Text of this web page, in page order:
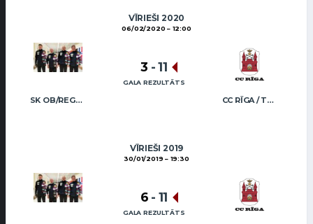
VĪRIEŠI 2020
06/02/2020 12:00
SK OB/REGŽA MEN CC RĪGA / TRUKŠĀNS
3 - 11
GALA REZULTĀTS
VĪRIEŠI 2019
30/01/2019 19:30
6 - 11
GALA REZULTĀTS